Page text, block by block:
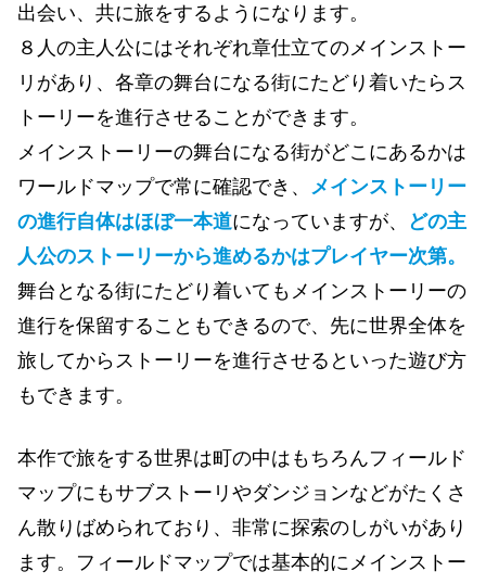
出会い、共に旅をするようになります。
８人の主人公にはそれぞれ章仕立てのメインストー
リがあり、各章の舞台になる街にたどり着いたらス
トーリーを進行させることができます。
メインストーリーの舞台になる街がどこにあるかは
ワールドマップで常に確認でき、 メインストーリー
の進行自体はほぼ一本道になっていますが、 どの主
人公のストーリーから進めるかはプレイヤー次第。
舞台となる街にたどり着いてもメインストーリーの
進行を保留することもできるので、先に世界全体を
旅してからストーリーを進行させるといった遊び方
もできます。
本作で旅をする世界は町の中はもちろんフィールド
マップにもサブストーリやダンジョンなどがたくさ
ん散りばめられており、非常に探索のしがいがあり
ます。フィールドマップでは基本的にメインストー